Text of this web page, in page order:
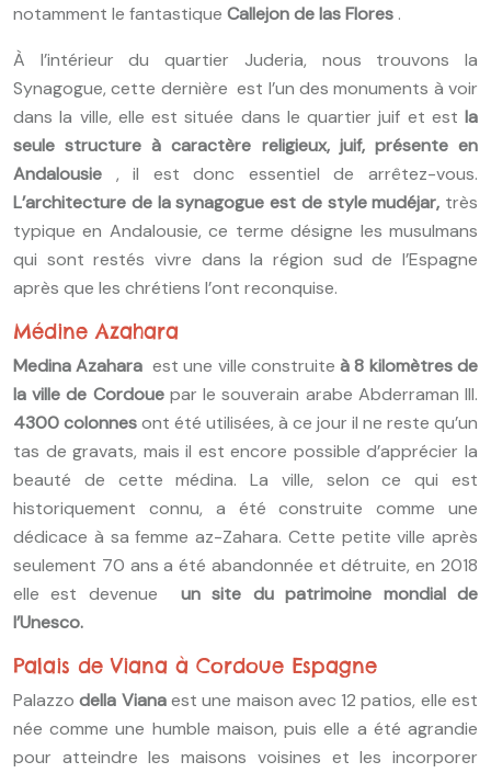
notamment le fantastique Callejon de las Flores .
À l’intérieur du quartier Juderia, nous trouvons la
Synagogue, cette dernière est l’un des monuments à voir
dans la ville, elle est située dans le quartier juif et est la
seule structure à caractère religieux, juif, présente en
Andalousie , il est donc essentiel de arrêtez-vous.
L’architecture de la synagogue est de style mudéjar, très
typique en Andalousie, ce terme désigne les musulmans
qui sont restés vivre dans la région sud de l’Espagne
après que les chrétiens l’ont reconquise.
Médine Azahara
Medina Azahara est une ville construite à 8 kilomètres de
la ville de Cordouepar le souverain arabe Abderraman III.
4300 colonnesont été utilisées, à ce jour il ne reste qu’un
tas de gravats, mais il est encore possible d’apprécier la
beauté de cette médina. La ville, selon ce qui est
historiquement connu, a été construite comme une
dédicace à sa femme az-Zahara. Cette petite ville après
seulement 70 ans a été abandonnée et détruite, en 2018
elle est devenue
un site du patrimoine mondial de
l’Unesco.
Palais de Viana à Cordoue Espagne
Palazzodella Vianaest une maison avec 12 patios, elle est
née comme une humble maison, puis elle a été agrandie
pour atteindre les maisons voisines et les incorporer